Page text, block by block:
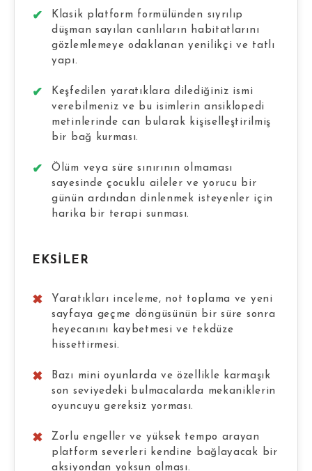
Klasik platform formülünden sıyrılıp
düşman sayılan canlıların habitatlarını
gözlemlemeye odaklanan yenilikçi ve tatlı
yapı.
Keşfedilen yaratıklara dilediğiniz ismi
verebilmeniz ve bu isimlerin ansiklopedi
metinlerinde can bularak kişiselleştirilmiş
bir bağ kurması.
Ölüm veya süre sınırının olmaması
sayesinde çocuklu aileler ve yorucu bir
günün ardından dinlenmek isteyenler için
harika bir terapi sunması.
EKSILER
Yaratıkları inceleme, not toplama ve yeni
sayfaya geçme döngüsünün bir süre sonra
heyecanını kaybetmesi ve tekdüze
hissettirmesi.
Bazı mini oyunlarda ve özellikle karmaşık
son seviyedeki bulmacalarda mekaniklerin
oyuncuyu gereksiz yorması.
Zorlu engeller ve yüksek tempo arayan
platform severleri kendine bağlayacak bir
aksiyondan yoksun olması.